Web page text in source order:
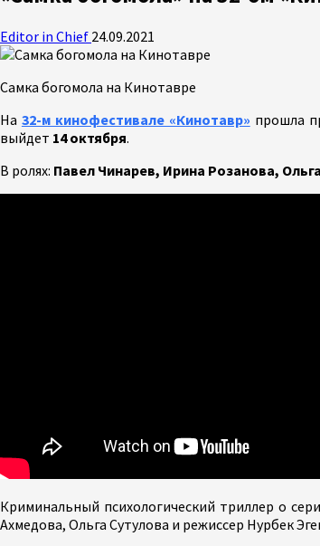
Editor in Chief 24.09.2021
Самка богомола на Кинотавре
На 32-м кинофестивале «Кинотавр» прошла
выйдет 14 октября.
В ролях: Павел Чинарев, Ирина Розанова,
Криминальный психологический триллер о
Ахмедова, Ольга Сутулова и режиссер Нурбек